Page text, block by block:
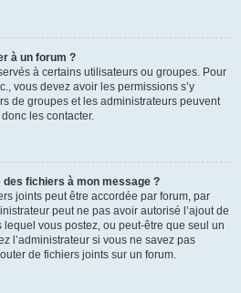
à un forum ?
à certains utilisateurs ou groupes. Pour
vous devez avoir les permissions s’y
de groupes et les administrateurs peuvent
les contacter.
des fichiers à mon message ?
joints peut être accordée par forum, par
peut ne pas avoir autorisé l’ajout de
vous postez, ou peut-être que seul un
l’administrateur si vous ne savez pas
de fichiers joints sur un forum.